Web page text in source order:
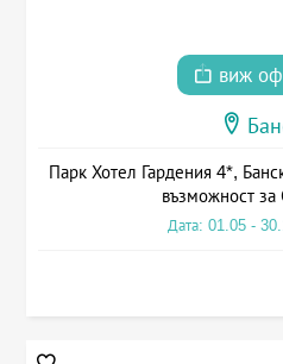
виж
Парк Хотел Гардения 4*,
възможност
Дата: 01.05 -